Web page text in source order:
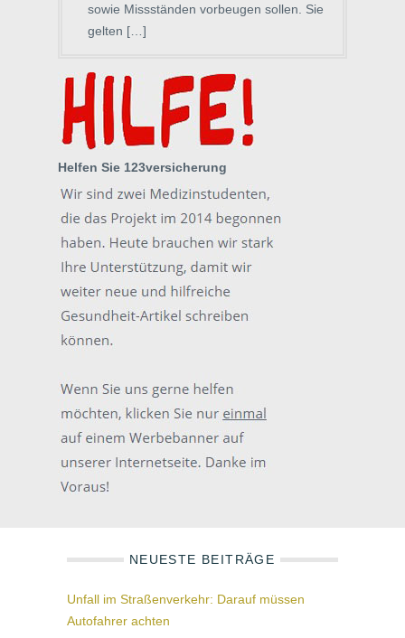
sowie Missständen vorbeugen sollen. Sie
gelten […]
Helfen Sie 123versicherung
NEUESTE BEITRÄGE
Unfall im Straßenverkehr: Darauf müssen
Autofahrer achten